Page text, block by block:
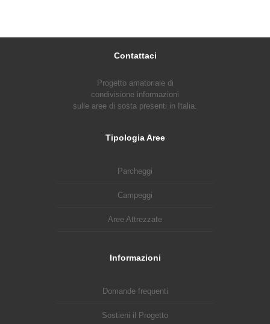
Contattaci
Progetto amatoriale di
condivisione informazioni
sulle aree di sosta presenti in Italia.
Tipologia Aree
Parcheggi
Campeggi
Aree Attrezzate
Informazioni
Domande frequenti
Sostieni il Progetto